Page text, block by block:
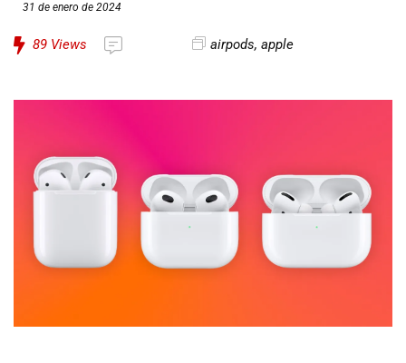
31 de enero de 2024
89 Views airpods, apple